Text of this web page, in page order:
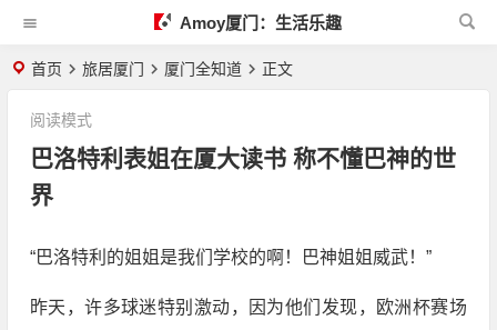
Amoy厦门：生活乐趣
首页 旅居厦门 厦门全知道 正文
巴洛特利表姐在厦大读书 称不懂巴神的世
界
阅读模式
“巴洛特利的姐姐是我们学校的啊！巴神姐姐威武！”
昨天，许多球迷特别激动，因为他们发现，欧洲杯赛场